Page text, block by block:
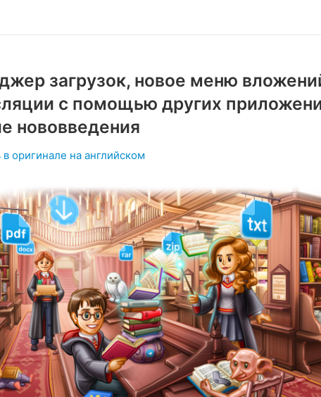
загрузок, новое меню
с помощью других
нововведения
в оригинале на английском